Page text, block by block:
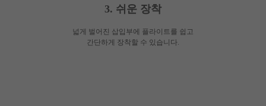
3. 쉬운 장착
넓게 벌어진 삽입부에 플라이트를 쉽고
간단하게 장착할 수 있습니다.